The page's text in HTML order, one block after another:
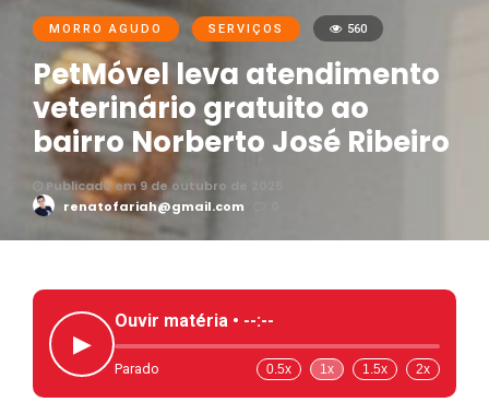
MORRO AGUDO SERVIÇOS 560
PetMóvel leva atendimento
veterinário gratuito ao
bairro Norberto José Ribeiro
Publicado em 9 de outubro de 2025
renatofariah@gmail.com
▶
Ouvir matéria • --:--
Parado 0.5x 1x 1.5x 2x